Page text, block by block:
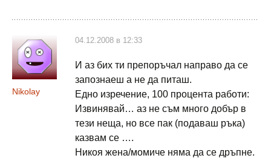
Nikolay
04.12.2008 в 12:33
И аз бих ти препоръчал направо да се
запознаеш а не да питаш.
Едно изречение, 100 процента работи:
Извинявай… аз не съм много добър в
тези неща, но все пак (подаваш ръка)
казвам се ….
Никоя жена/момиче няма да се дръпне.